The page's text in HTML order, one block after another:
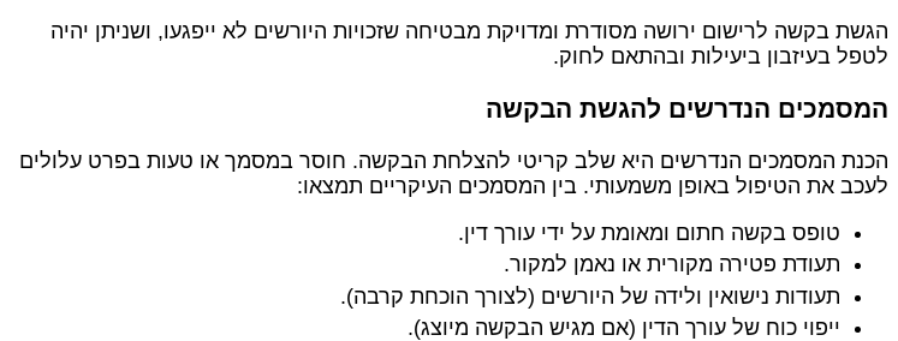
הגשת בקשה לרישום ירושה מסודרת ומדויקת מבטיחה שזכויות היורשים לא ייפגעו, ושניתן יהיה
לטפל בעיזבון ביעילות ובהתאם לחוק.
המסמכים הנדרשים להגשת הבקשה
הכנת המסמכים הנדרשים היא שלב קריטי להצלחת הבקשה. חוסר במסמך או טעות בפרט עלולים
לעכב את הטיפול באופן משמעותי. בין המסמכים העיקריים תמצאו:
טופס בקשה חתום ומאומת על ידי עורך דין.
תעודת פטירה מקורית או נאמן למקור.
תעודות נישואין ולידה של היורשים (לצורך הוכחת קרבה).
ייפוי כוח של עורך הדין (אם מגיש הבקשה מיוצג).